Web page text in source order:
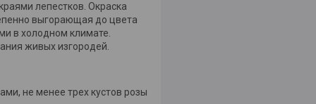
лепестков. Окраска
выгорающая до цвета
в холодном климате.
живых изгородей.
не менее трех кустов розы